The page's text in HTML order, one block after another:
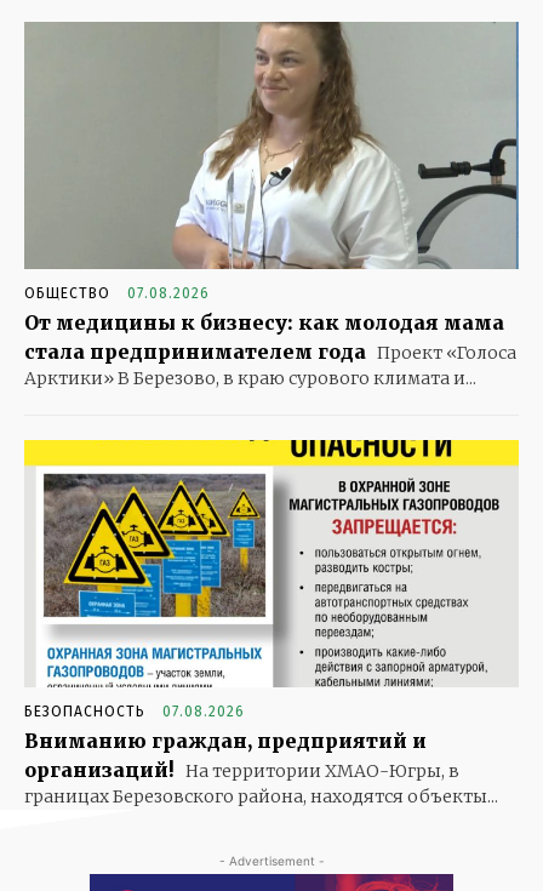
ОБЩЕСТВО 07.08.2026
От медицины к бизнесу: как молодая мама
стала предпринимателем года Проект «Голоса
Арктики» В Березово, в краю сурового климата и...
БЕЗОПАСНОСТЬ 07.08.2026
Вниманию граждан, предприятий и
организаций! На территории ХМАО-Югры, в
границах Березовского района, находятся объекты...
- Advertisement -